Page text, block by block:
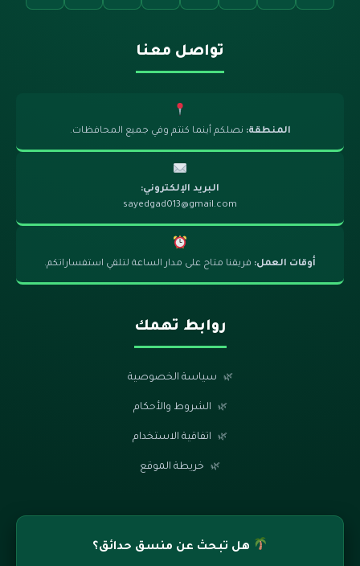
تواصل معنا
المنطقة: نصلكم أينما كنتم وفي جميع المحافظات.
البريد الإلكتروني:
sayedgad013@gmail.com
أوقات العمل: فريقنا متاح على مدار الساعة لتلقي استفساراتكم.
روابط تهمك
سياسة الخصوصية
الشروط والأحكام
اتفاقية الاستخدام
خريطة الموقع
هل تبحث عن منسق حدائق؟